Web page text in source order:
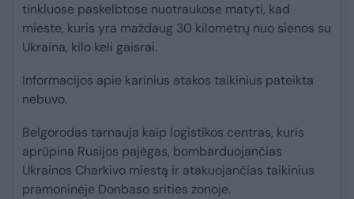
tinkluose paskelbtose nuotraukose matyti, kad
mieste, kuris yra maždaug 30 kilometrų nuo sienos su
Ukraina, kilo keli gaisrai.
Informacijos apie karinius atakos taikinius pateikta
nebuvo.
Belgorodas tarnauja kaip logistikos centras, kuris
aprūpina Rusijos pajėgas, bombarduojančias
Ukrainos Charkivo miestą ir atakuojančias taikinius
pramoninėje Donbaso srities zonoje.